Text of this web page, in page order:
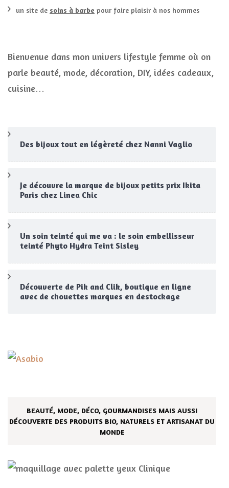
un site de soins à barbe pour faire plaisir à nos hommes
Bienvenue dans mon univers lifestyle femme où on
parle beauté, mode, décoration, DIY, idées cadeaux,
cuisine…
Des bijoux tout en légèreté chez Nanni Vaglio
Je découvre la marque de bijoux petits prix Ikita
Paris chez Linea Chic
Un soin teinté qui me va : le soin embellisseur
teinté Phyto Hydra Teint Sisley
Découverte de Pik and Clik, boutique en ligne
avec de chouettes marques en destockage
BEAUTÉ, MODE, DÉCO, GOURMANDISES MAIS AUSSI
DÉCOUVERTE DES PRODUITS BIO, NATURELS ET ARTISANAT DU
MONDE